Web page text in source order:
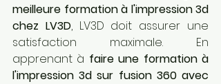
meilleure formation à l'impression 3d
chez LV3D, LV3D doit assurer une
satisfaction maximale. En
apprenant à faire une formation à
l'impression 3d sur fusion 360 avec